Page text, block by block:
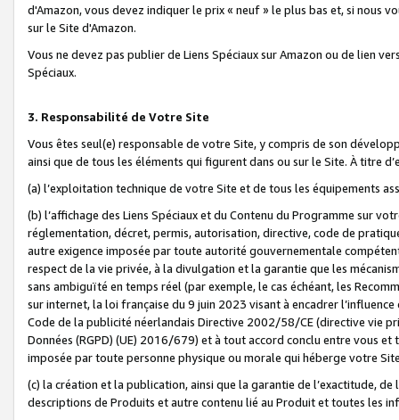
d'Amazon, vous devez indiquer le prix « neuf » le plus bas et, si nous
sur le Site d'Amazon.
Vous ne devez pas publier de Liens Spéciaux sur Amazon ou de lien
Spéciaux.
3. Responsabilité de Votre Site
Vous êtes seul(e) responsable de votre Site, y compris de son
ainsi que de tous les éléments qui figurent dans ou sur le Site. À titre
(a) l’exploitation technique de votre Site et de tous les équipements
(b) l’affichage des Liens Spéciaux et du Contenu du Programme sur
réglementation, décret, permis, autorisation, directive, code de
autre exigence imposée par toute autorité gouvernementale
respect de la vie privée, à la divulgation et la garantie que les
sans ambiguïté en temps réel (par exemple, le cas échéant, les
sur internet, la loi française du 9 juin 2023 visant à encadrer
Code de la publicité néerlandais Directive 2002/58/CE (directive vie
Données (RGPD) (UE) 2016/679) et à tout accord conclu entre vous
imposée par toute personne physique ou morale qui héberge votre
(c) la création et la publication, ainsi que la garantie de l’exactitude,
descriptions de Produits et autre contenu lié au Produit et toutes les